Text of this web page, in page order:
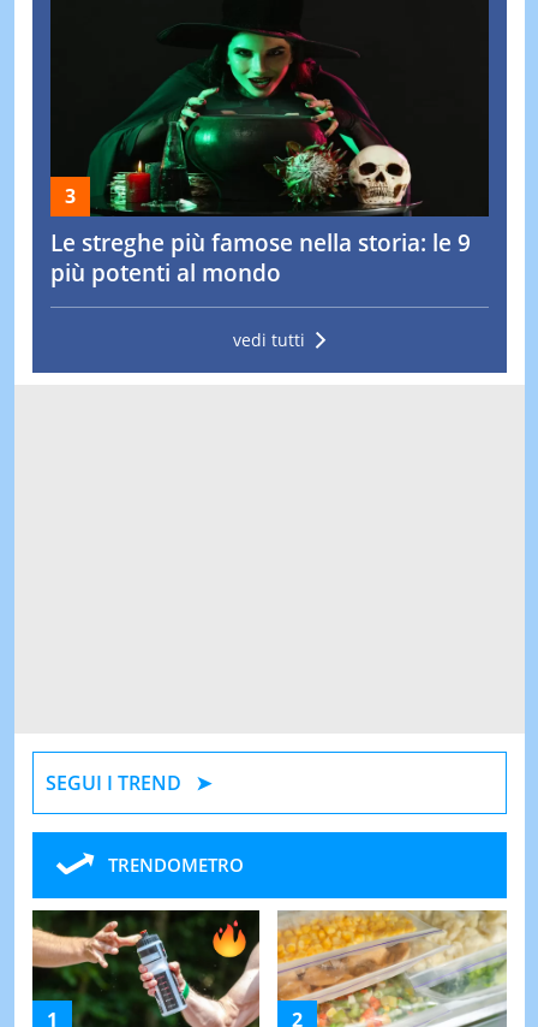
Le streghe più famose nella storia: le 9
più potenti al mondo
vedi tutti
SEGUI I TREND
TRENDOMETRO